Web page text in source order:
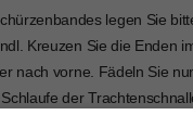
legen Sie
Kreuzen Sie die Enden
nach vorne. Fädeln Sie
der
Ziehen Sie nun die Enden